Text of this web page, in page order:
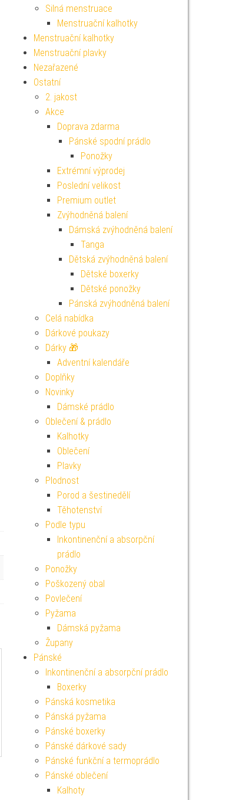
Silná menstruace
Menstruační kalhotky
Menstruační kalhotky
Menstruační plavky
Nezařazené
Ostatní
2. jakost
Akce
Doprava zdarma
Pánské spodní prádlo
Ponožky
Extrémní výprodej
Poslední velikost
Premium outlet
Zvýhodněná balení
Dámská zvýhodněná balení
Tanga
Dětská zvýhodněná balení
Dětské boxerky
Dětské ponožky
Pánská zvýhodněná balení
Celá nabídka
Dárkové poukazy
Dárky 🎁
Adventní kalendáře
Doplňky
Novinky
Dámské prádlo
Oblečení & prádlo
Kalhotky
Oblečení
Plavky
Plodnost
Porod a šestinedělí
Těhotenství
Podle typu
Inkontinenční a absorpční
prádlo
Ponožky
Poškozený obal
Povlečení
Pyžama
Dámská pyžama
Župany
Pánské
Inkontinenční a absorpční prádlo
Boxerky
Pánská kosmetika
Pánská pyžama
Pánské boxerky
Pánské dárkové sady
Pánské funkční a termoprádlo
Pánské oblečení
Kalhoty